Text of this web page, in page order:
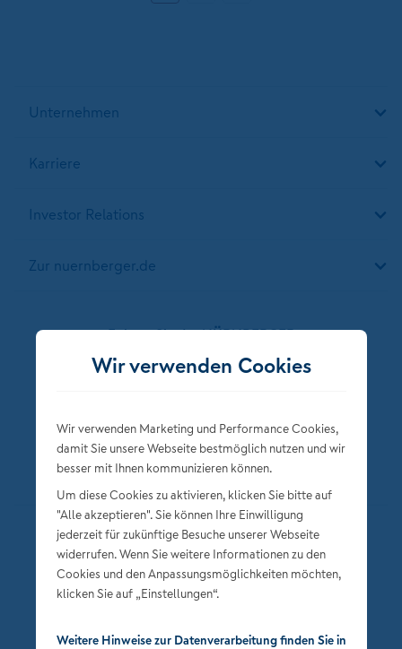
Unternehmen
Karriere
Investor Relations
Zur nuernberger.de
Folgen Sie der NÜRNBERGER
Datenschutz
Impressum
Privatsphäre-Einstellungen
Wir verwenden Cookies
Wir verwenden Marketing und Performance Cookies,
damit Sie unsere Webseite bestmöglich nutzen und wir
besser mit Ihnen kommunizieren können.
Um diese Cookies zu aktivieren, klicken Sie bitte auf
"Alle akzeptieren". Sie können Ihre Einwilligung
jederzeit für zukünftige Besuche unserer Webseite
widerrufen. Wenn Sie weitere Informationen zu den
Cookies und den Anpassungsmöglichkeiten möchten,
klicken Sie auf „Einstellungen“.
Weitere Hinweise zur Datenverarbeitung finden Sie in